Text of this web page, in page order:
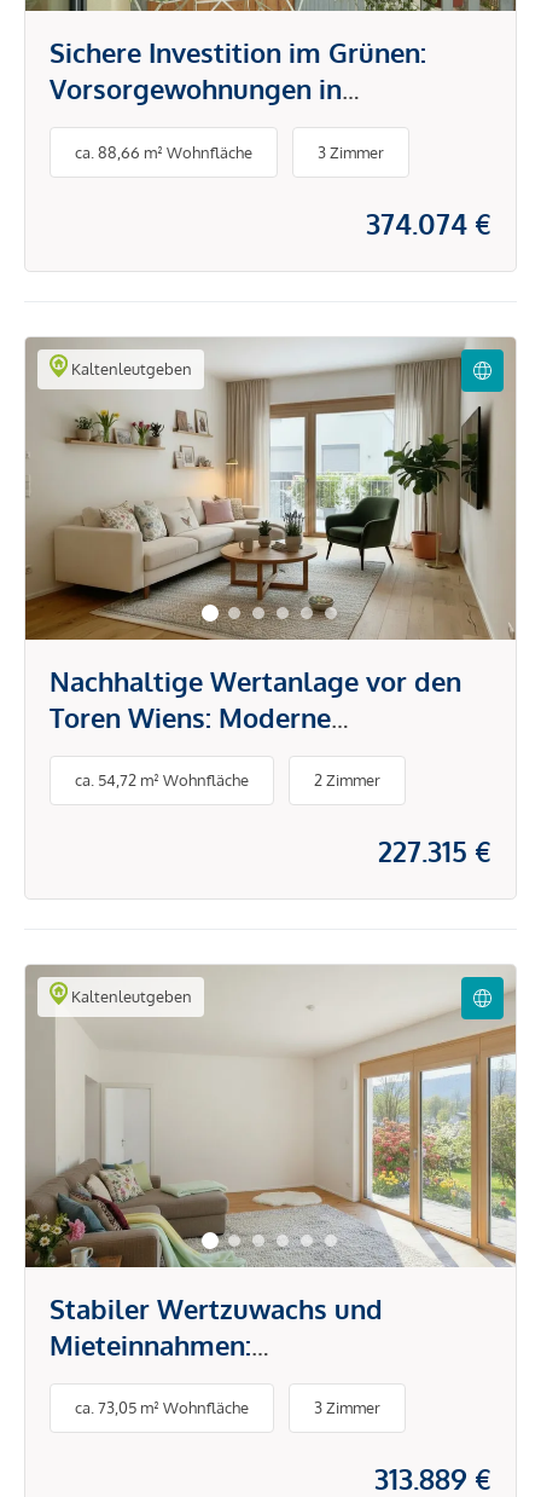
Sichere Investition im Grünen:
Vorsorgewohnungen in
Kaltenleutgeben mit hoher
Nachfrage
ca. 88,66 m² Wohnfläche 3 Zimmer
374.074 €
Kaltenleutgeben
Nachhaltige Wertanlage vor den
Toren Wiens: Moderne
Vorsorgewohnungen im
Wienerwald
ca. 54,72 m² Wohnfläche 2 Zimmer
227.315 €
Kaltenleutgeben
Stabiler Wertzuwachs und
Mieteinnahmen:
Vorsorgewohnungen in begehrter
Grünlage
ca. 73,05 m² Wohnfläche 3 Zimmer
313.889 €